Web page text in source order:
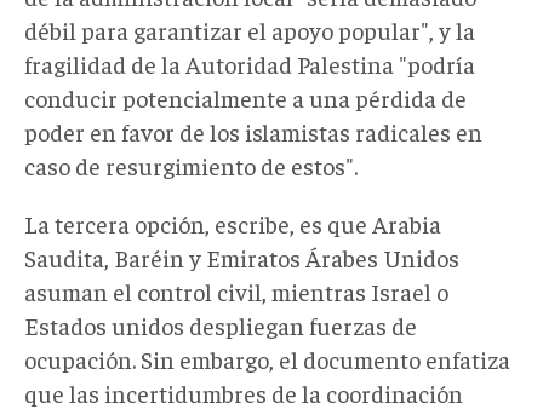
débil para garantizar el apoyo popular", y la
fragilidad de la Autoridad Palestina "podría
conducir potencialmente a una pérdida de
poder en favor de los islamistas radicales en
caso de resurgimiento de estos".
La tercera opción, escribe, es que Arabia
Saudita, Baréin y Emiratos Árabes Unidos
asuman el control civil, mientras Israel o
Estados unidos despliegan fuerzas de
ocupación. Sin embargo, el documento enfatiza
que las incertidumbres de la coordinación